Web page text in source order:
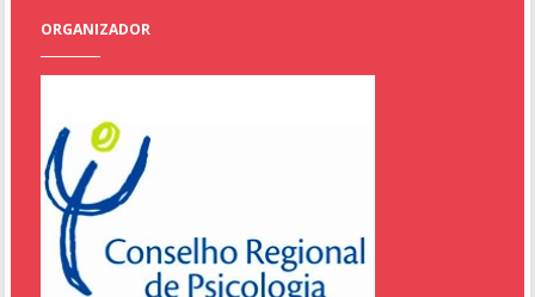
ORGANIZADOR